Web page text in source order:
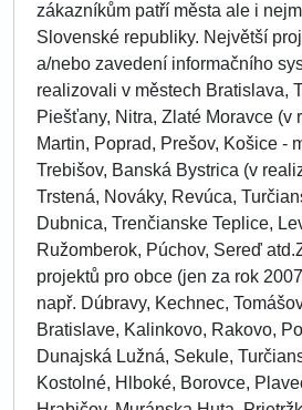
zákazníkům patří města ale i
Slovenské republiky. Největší
a/nebo zavedení informačního
realizovali v městech Bratislava,
Piešťany, Nitra, Zlaté Moravce (v
Martin, Poprad, Prešov, Košice -
Trebišov, Banská Bystrica (v
Trstená, Nováky, Revúca,
Dubnica, Trenčianske Teplice,
Ružomberok, Púchov, Sereď
projektů pro obce (jen za rok
např. Dúbravy, Kechnec,
Bratislave, Kalinkovo, Rakovo,
Dunajská Lužná, Sekule,
Kostolné, Hlboké, Borovce,